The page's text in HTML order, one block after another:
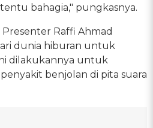
bahagia," pungkasnya.
Raffi Ahmad
dunia hiburan untuk
dilakukannya untuk
benjolan di pita suara